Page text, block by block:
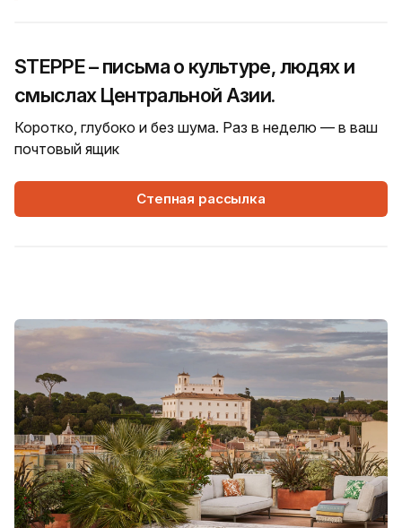
STEPPE – письма о культуре, людях и
смыслах Центральной Азии.
Коротко, глубоко и без шума. Раз в неделю — в ваш
почтовый ящик
Степная рассылка